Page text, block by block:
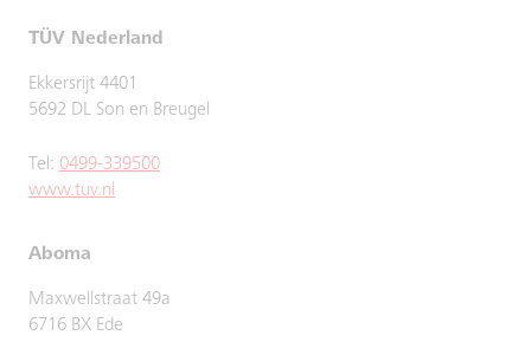
TÜV Nederland
Ekkersrijt 4401
5692 DL Son en Breugel
Tel: 0499-339500
www.tuv.nl
Aboma
Maxwellstraat 49a
6716 BX Ede